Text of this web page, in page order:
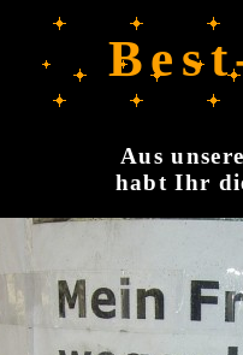
Aus
habt Ihr